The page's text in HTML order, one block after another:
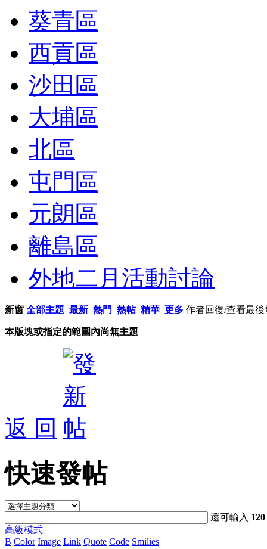
葵青區
西貢區
沙田區
大埔區
北區
屯門區
元朗區
離島區
外地二月活動討論
新窗 全部主題 最新 熱門 熱帖 精華 更多 作者回復/查看最後
本版塊或指定的範圍內尚無主題
返 回
快速發帖
還可輸入 120
高級模式
B Color Image Link Quote Code Smilies